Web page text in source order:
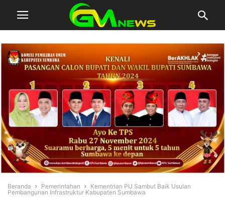
Beranda Pemerintahan
Kementrian PU Sambut Baik Usulan
Pembangunan Infrastruktur Kabupaten Sumbawa